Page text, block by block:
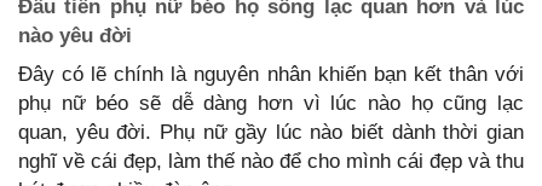
Đầu tiên phụ nữ béo họ sống lạc quan hơn và lúc
nào yêu đời
Đây có lẽ chính là nguyên nhân khiến bạn kết thân với
phụ nữ béo sẽ dễ dàng hơn vì lúc nào họ cũng lạc
quan, yêu đời. Phụ nữ gầy lúc nào biết dành thời gian
nghĩ về cái đẹp, làm thế nào để cho mình cái đẹp và thu